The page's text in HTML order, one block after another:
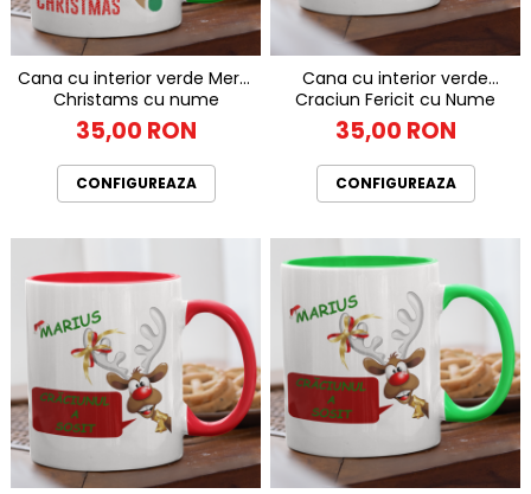
Cana cu interior verde Merry
Christams cu nume
35,00 RON
CONFIGUREAZA
Cana cu interior verde
Craciun Fericit cu Nume
35,00 RON
CONFIGUREAZA